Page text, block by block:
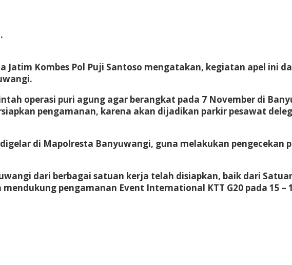
Jatim Kombes Pol Puji Santoso mengatakan, kegiatan apel ini
operasi puri agung agar berangkat pada 7 November di
pengamanan, karena akan dijadikan parkir pesawat
di Mapolresta Banyuwangi, guna melakukan pengecekan
dari berbagai satuan kerja telah disiapkan, baik dari
pengamanan Event International KTT G20 pada 15 –